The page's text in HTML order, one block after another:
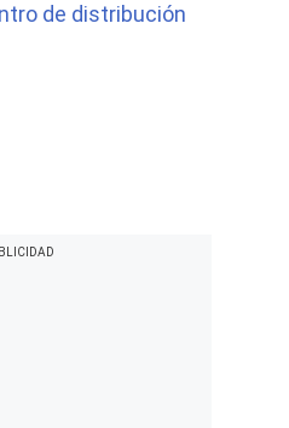
de distribución